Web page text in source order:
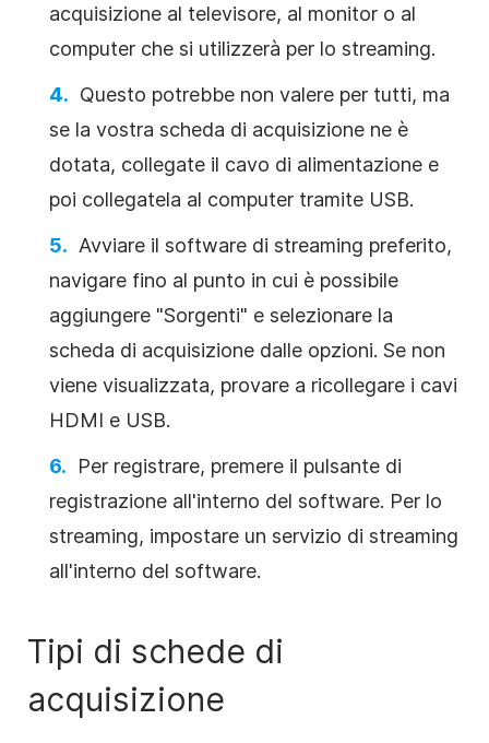
acquisizione al televisore, al monitor o al
computer che si utilizzerà per lo streaming.
Questo potrebbe non valere per tutti, ma
se la vostra scheda di acquisizione ne è
dotata, collegate il cavo di alimentazione e
poi collegatela al computer tramite USB.
Avviare il software di streaming preferito,
navigare fino al punto in cui è possibile
aggiungere "Sorgenti" e selezionare la
scheda di acquisizione dalle opzioni. Se non
viene visualizzata, provare a ricollegare i cavi
HDMI e USB.
Per registrare, premere il pulsante di
registrazione all'interno del software. Per lo
streaming, impostare un servizio di streaming
all'interno del software.
Tipi di schede di
acquisizione